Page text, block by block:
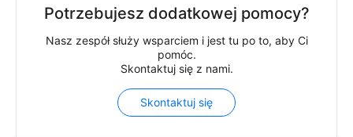
Potrzebujesz dodatkowej pomocy?
Nasz zespół służy wsparciem i jest tu po to, aby Ci
pomóc.
Skontaktuj się z nami.
Skontaktuj się